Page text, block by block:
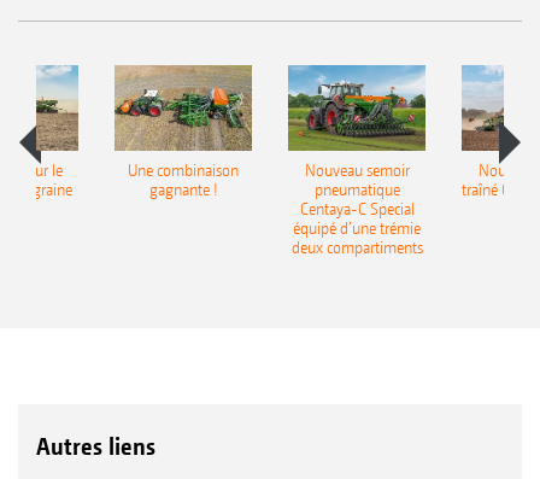
pour le
Une combinaison
gagnante !
Nouveau semoir
pneumatique
Centaya-C Special
équipé d’une trémie
deux compartiments
traîné
Autres liens